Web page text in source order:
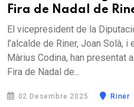
Fira de Nadal de
El vicepresident de la
l’alcalde de Riner, Joan Solà, i
Màrius Codina, han presentat
Fira de Nadal de...
02 Desembre 2025 Riner